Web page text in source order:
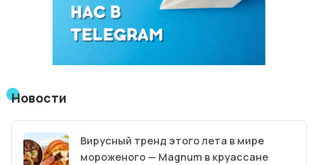
Новости
Вирусный тренд этого лета в мире
мороженого — Magnum в круассане